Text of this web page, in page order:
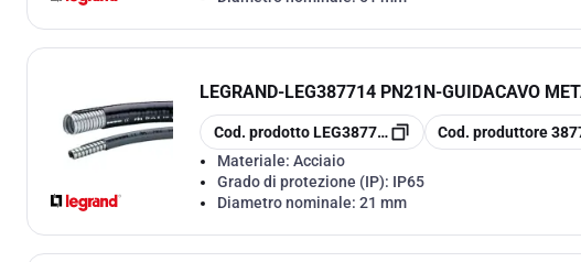
LEGRAND-LEG387714 PN21N-GUIDACAVO
copia
Cod. prodottoLEG387714 copia
Cod. produttore
Materiale: Acciaio
Grado di protezione (IP): IP65
Diametro nominale: 21 mm